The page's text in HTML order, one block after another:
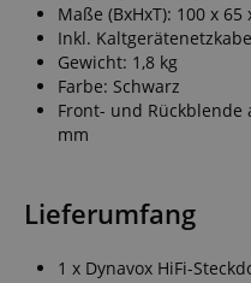
Maße (BxHxT): 100 x 65
Inkl.
Gewicht: 1,8 kg
Farbe: Schwarz
Front- und
mm
Lieferumfang
1 x Dynavox HiFi-